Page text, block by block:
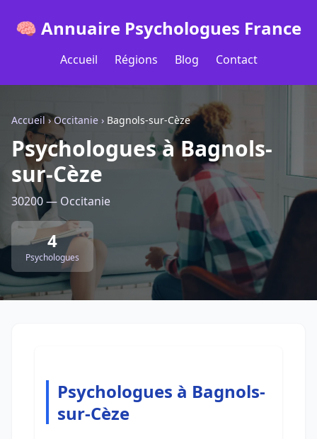
🧠 Annuaire Psychologues France
Accueil Régions Blog Contact
Accueil ›Occitanie › Bagnols-sur-Cèze
Psychologues à Bagnols-
sur-Cèze
30200 — Occitanie
4
Psychologues
Psychologues à Bagnols-
sur-Cèze